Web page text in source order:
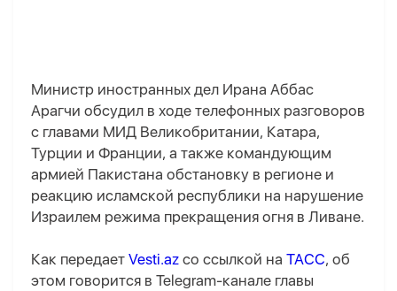
Министр иностранных дел Ирана Аббас
Арагчи обсудил в ходе телефонных разговоров
с главами МИД Великобритании, Катара,
Турции и Франции, а также командующим
армией Пакистана обстановку в регионе и
реакцию исламской республики на нарушение
Израилем режима прекращения огня в Ливане.
Как передает Vesti.az со ссылкой на ТАСС, об
этом говорится в Telegram-канале главы